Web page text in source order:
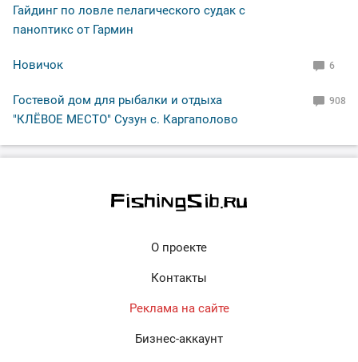
Гайдинг по ловле пелагического судак с
паноптикс от Гармин
Новичок 6
Гостевой дом для рыбалки и отдыха
"КЛЁВОЕ МЕСТО" Сузун с. Каргаполово
908
О проекте
Контакты
Реклама на сайте
Бизнес-аккаунт